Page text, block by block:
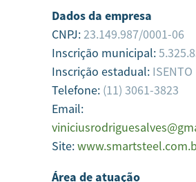
Dados da empresa
CNPJ:23.149.987/0001-06
Inscrição municipal:
Inscrição estadual: ISENTO
Telefone: (11) 3061-3823
Email:
Site:
Área de atuação